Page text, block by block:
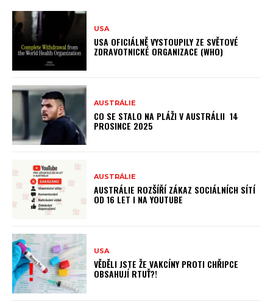
USA
USA OFICIÁLNĚ VYSTOUPILY ZE SVĚTOVÉ
ZDRAVOTNICKÉ ORGANIZACE (WHO)
AUSTRÁLIE
CO SE STALO NA PLÁŽI V AUSTRÁLII 14
PROSINCE 2025
AUSTRÁLIE
AUSTRÁLIE ROZŠÍŘÍ ZÁKAZ SOCIÁLNÍCH SÍTÍ
OD 16 LET I NA YOUTUBE
USA
VĚDĚLI JSTE ŽE VAKCÍNY PROTI CHŘIPCE
OBSAHUJÍ RTUŤ?!